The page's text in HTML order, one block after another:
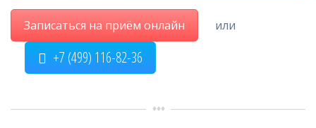
Записаться на приём онлайн или
+7 (499) 116-82-36